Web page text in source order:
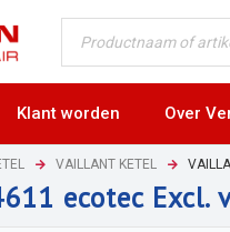
Klant worden Over
VAILLANT KETEL
ecotec Excl.